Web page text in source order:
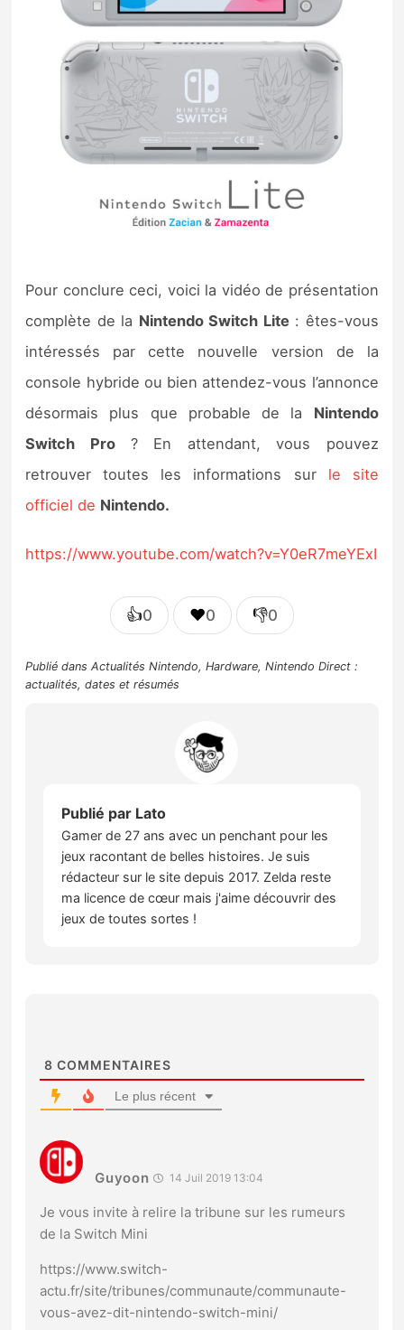
Pour conclure ceci, voici la vidéo de présentation
complète de la Nintendo Switch Lite: êtes-vous
intéressés par cette nouvelle version de la
console hybride ou bien attendez-vous l’annonce
désormais plus que probable de la Nintendo
Switch Pro? En attendant, vous pouvez
retrouver toutes les informations sur le site
officiel de Nintendo.
https://www.youtube.com/watch?v=Y0eR7meYExI
👍0 ❤️0 👎0
Publié dansActualités Nintendo,Hardware,Nintendo Direct :
actualités, dates et résumés
Publié par Lato
Gamer de 27 ans avec un penchant pour les
jeux racontant de belles histoires. Je suis
rédacteur sur le site depuis 2017. Zelda reste
ma licence de cœur mais j'aime découvrir des
jeux de toutes sortes !
8 COMMENTAIRES
Le plus récent
Guyoon 14 Juil 2019 13:04
Je vous invite à relire la tribune sur les rumeurs
de la Switch Mini
https://www.switch-
actu.fr/site/tribunes/communaute/communaute-
vous-avez-dit-nintendo-switch-mini/